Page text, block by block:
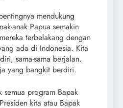
mendukung
anak Papua semakin
terbelakang dengan
ada di Indonesia. Kita
sama-sama berjalan.
yang bangkit berdiri.
semua program Bapak
kita atau Bapak